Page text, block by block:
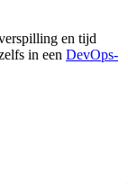
en tijd
in een DevOps-